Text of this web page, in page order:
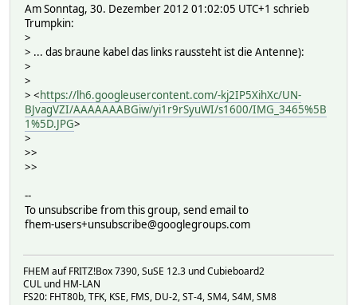
Am Sonntag, 30. Dezember 2012 01:02:05 UTC+1 schrieb
Trumpkin:
>
> ... das braune kabel das links raussteht ist die Antenne):
>
>
> <https://lh6.googleusercontent.com/-kj2IP5XihXc/UN-
BJvagVZI/AAAAAAABGiw/yi1r9rSyuWI/s1600/IMG_3465%5B
1%5D.JPG>
>
>>
>>
--
To unsubscribe from this group, send email to
fhem-users+unsubscribe@googlegroups.com
FHEM auf FRITZ!Box 7390, SuSE 12.3 und Cubieboard2
CUL und HM-LAN
FS20: FHT80b, TFK, KSE, FMS, DU-2, ST-4, SM4, S4M, SM8